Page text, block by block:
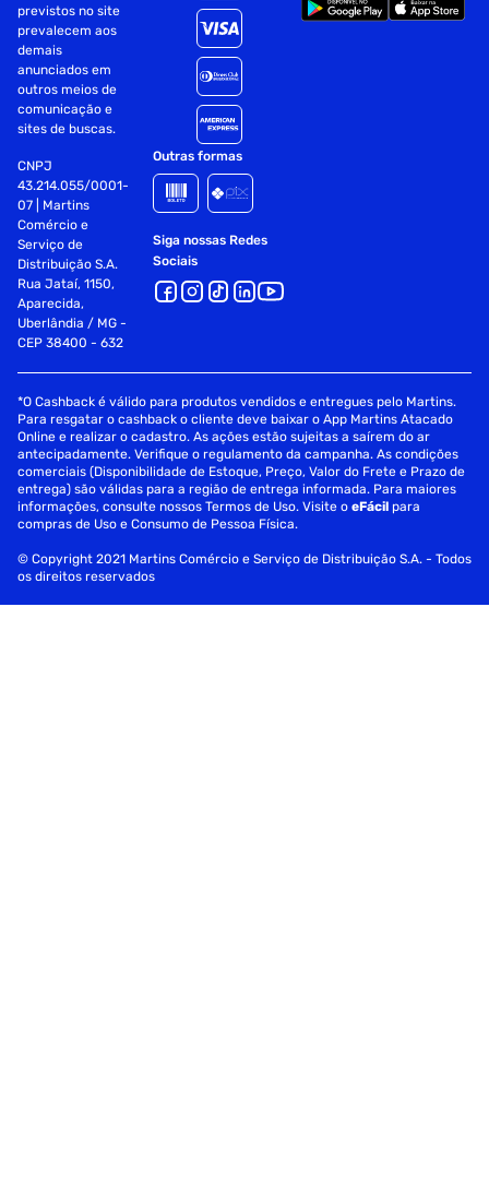
previstos no site
prevalecem aos
demais
anunciados em
outros meios de
comunicação e
sites de buscas.
CNPJ
43.214.055/0001-
07 | Martins
Comércio e
Serviço de
Distribuição S.A.
Rua Jataí, 1150,
Aparecida,
Uberlândia / MG -
CEP 38400 - 632
Outras formas
Siga nossas Redes
Sociais
*O Cashback é válido para produtos vendidos e entregues pelo Martins.
Para resgatar o cashback o cliente deve baixar o App Martins Atacado
Online e realizar o cadastro. As ações estão sujeitas a saírem do ar
antecipadamente. Verifique o regulamento da campanha. As condições
comerciais (Disponibilidade de Estoque, Preço, Valor do Frete e Prazo de
entrega) são válidas para a região de entrega informada. Para maiores
informações, consulte nossos Termos de Uso. Visite oeFácil para
compras de Uso e Consumo de Pessoa Física.
© Copyright 2021 Martins Comércio e Serviço de Distribuição S.A. - Todos
os direitos reservados